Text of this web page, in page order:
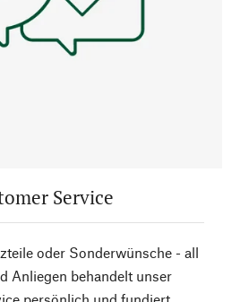
Service
oder Sonderwünsche - all
Anliegen behandelt unser